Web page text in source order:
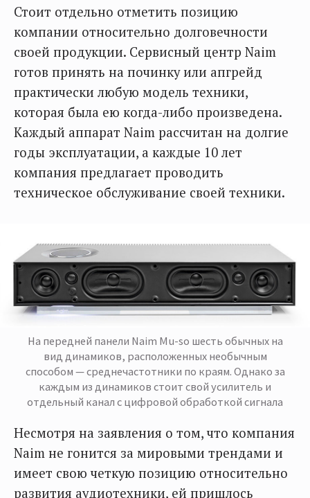
Стоит отдельно отметить позицию
компании относительно долговечности
своей продукции. Сервисный центр Naim
готов принять на починку или апгрейд
практически любую модель техники,
которая была ею когда-либо произведена.
Каждый аппарат Naim рассчитан на долгие
годы эксплуатации, а каждые 10 лет
компания предлагает проводить
техническое обслуживание своей техники.
На передней панели Naim Mu-so шесть обычных на
вид динамиков, расположенных необычным
способом — среднечастотники по краям. Однако за
каждым из динамиков стоит свой усилитель и
отдельный канал с цифровой обработкой сигнала
Несмотря на заявления о том, что компания
Naim не гонится за мировыми трендами и
имеет свою четкую позицию относительно
развития аудиотехники, ей пришлось